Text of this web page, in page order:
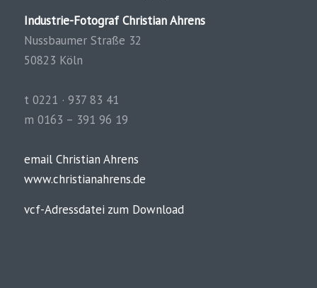
Industrie-Fotograf Christian Ahrens
Nussbaumer Straße 32
50823 Köln
t 0221 · 937 83 41
m 0163 – 391 96 19
email Christian Ahrens
www.christianahrens.de
vcf-Adressdatei zum Download